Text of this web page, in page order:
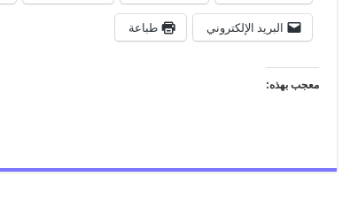
البريد الإلكتروني طباعة
معجب بهذه: